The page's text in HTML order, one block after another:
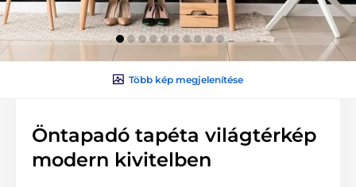
Több kép megjelenítése
Öntapadó tapéta világtérkép
modern kivitelben